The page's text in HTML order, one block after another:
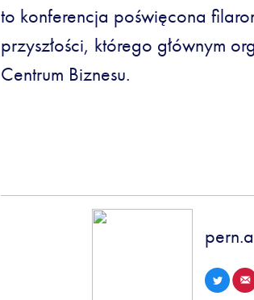
to konferencja poświęcona
przyszłości, którego głównym
Centrum Biznesu.